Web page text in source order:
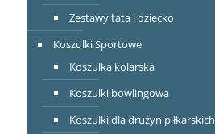
Zestawy tata i dziecko
Koszulki Sportowe
Koszulka kolarska
Koszulki bowlingowa
Koszulki dla drużyn piłkarskich